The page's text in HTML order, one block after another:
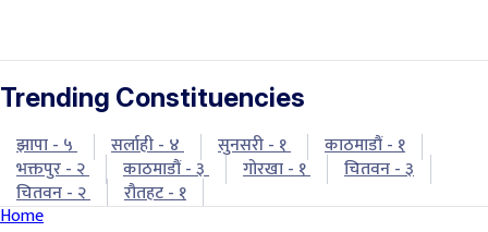
Trending Constituencies
झापा - ५ सर्लाही - ४ सुनसरी - १
काठमाडौं - १
भक्तपुर - २
काठमाडौं - ३ गोरखा - १
चितवन - ३
चितवन - २
रौतहट - १
Home